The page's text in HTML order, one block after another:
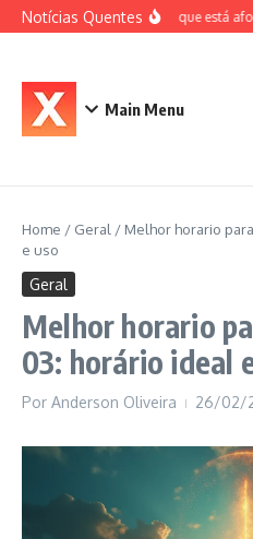
Ir para o conteúdo
Notícias QuentesSonhar que está
Main Menu
Home / Geral / Melhor horario
e uso
Geral
Melhor horario
03: horário ideal
Por Anderson Oliveira 26/02/